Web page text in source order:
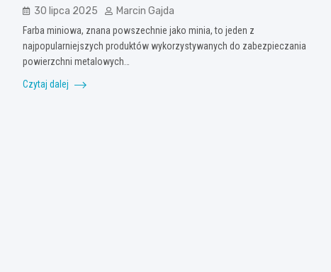
30 lipca 2025 Marcin Gajda
Farba miniowa, znana powszechnie jako minia, to jeden z
najpopularniejszych produktów wykorzystywanych do zabezpieczania
powierzchni metalowych…
Czytaj dalej